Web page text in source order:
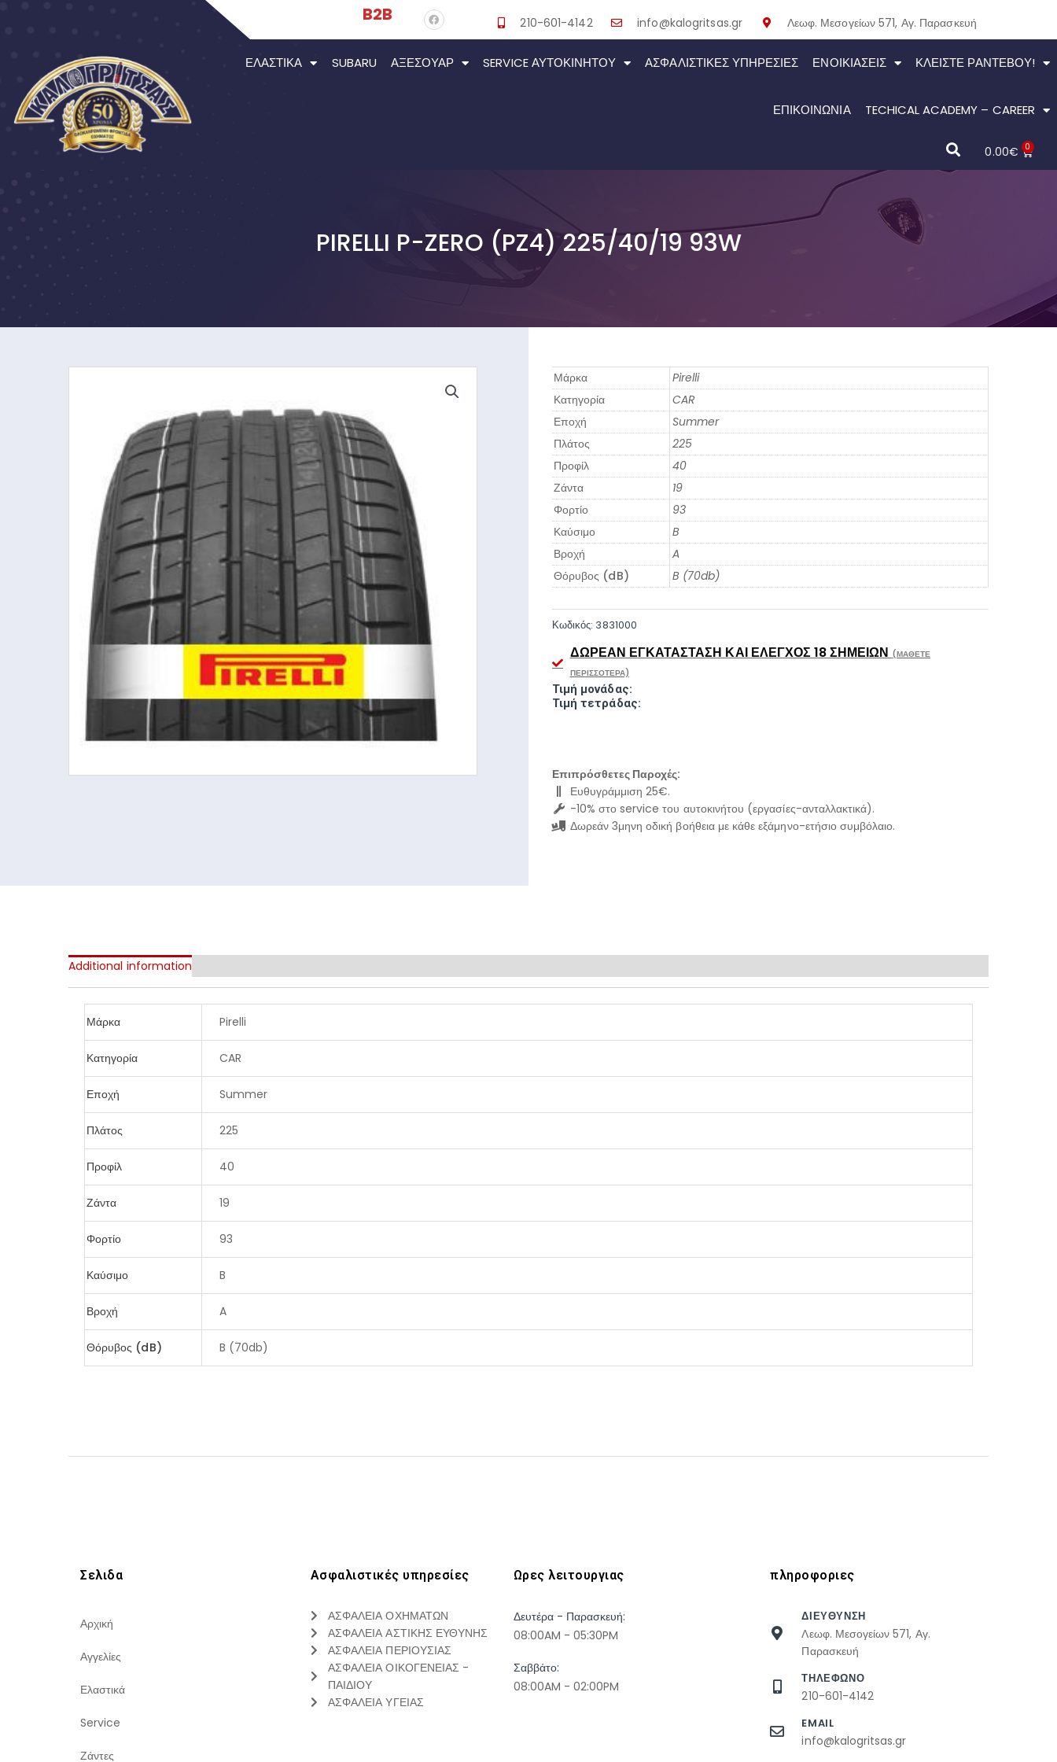
B2B 210-601-4142 info@kalogritsas.gr Λεωφ. Μεσογείων 571, Αγ. Παρασκευή
ΕΛΑΣΤΙΚΆ SUBARU ΑΞΕΣΟΥΆΡ SERVICE ΑΥΤΟΚΙΝΉΤΟΥ ΑΣΦΑΛΙΣΤΙΚΕΣ ΥΠΗΡΕΣΙΕΣ ΕΝΟΙΚΙΆΣΕΙΣ ΚΛΕΊΣΤΕ ΡΑΝΤΕΒΟΎ!
ΕΠΙΚΟΙΝΩΝΙΑ TECHICAL ACADEMY – CAREER
0.00€ 0
PIRELLI P-ZERO (PZ4) 225/40/19 93W
Μάρκα
Pirelli
Κατηγορία
CAR
Εποχή
Summer
Πλάτος
225
Προφίλ
40
Ζάντα
19
Φορτίο
93
Καύσιμο
B
Βροχή
A
Θόρυβος (dB)
B (70db)
Κωδικός: 3831000
ΔΩΡΕΆΝ ΕΓΚΑΤΆΣΤΑΣΗ ΚΑΙ ΈΛΕΓΧΟΣ 18 ΣΗΜΕΊΩΝ (ΜΆΘΕΤΕ
ΠΕΡΙΣΣΌΤΕΡΑ)
Τιμή μονάδας:
Τιμή τετράδας:
Επιπρόσθετες Παροχές:
Ευθυγράμμιση 25€.
-10% στο service του αυτοκινήτου (εργασίες-ανταλλακτικά).
Δωρεάν 3μηνη οδική βοήθεια με κάθε εξάμηνο-ετήσιο συμβόλαιο.
Additional information
Μάρκα Pirelli
Κατηγορία CAR
Εποχή Summer
Πλάτος 225
Προφίλ 40
Ζάντα 19
Φορτίο 93
Καύσιμο B
Βροχή A
Θόρυβος (dB) B (70db)
Σελιδα
Αρχική
Αγγελίες
Ελαστικά
Service
Ζάντες
Ασφαλιστικές υπηρεσίες
ΑΣΦΑΛΕΙΑ ΟΧΗΜΑΤΩΝ
ΑΣΦΑΛΕΙΑ ΑΣΤΙΚΗΣ ΕΥΘΥΝΗΣ
ΑΣΦΑΛΕΙΑ ΠΕΡΙΟΥΣΙΑΣ
ΑΣΦΑΛΕΙΑ ΟΙΚΟΓΕΝΕΙΑΣ -
ΠΑΙΔΙΟΥ
ΑΣΦΑΛΕΙΑ ΥΓΕΙΑΣ
Ωρες λειτουργιας
Δευτέρα - Παρασκευή:
08:00AM - 05:30PM
Σαββάτο:
08:00AM - 02:00PM
πληροφοριες
ΔΙΕΥΘΥΝΣΗ
Λεωφ. Μεσογείων 571, Αγ.
Παρασκευή
ΤΗΛΕΦΩΝΟ
210-601-4142
EMAIL
info@kalogritsas.gr